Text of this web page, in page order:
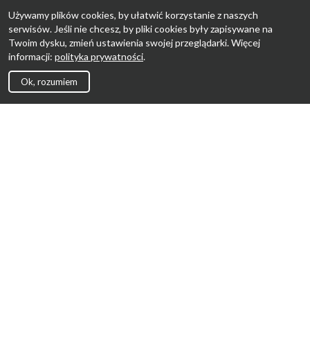
Używamy plików cookies, by ułatwić korzystanie z naszych
serwisów. Jeśli nie chcesz, by pliki cookies były zapisywane na
Twoim dysku, zmień ustawienia swojej przeglądarki. Więcej
informacji: polityka prywatności.
Ok, rozumiem